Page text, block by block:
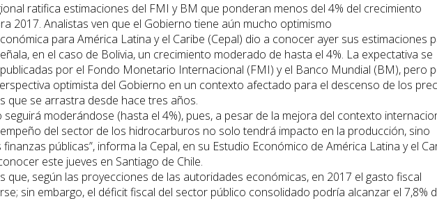
ratifica estimaciones del FMI y BM que ponderan menos del 4% del crecimiento
2017. Analistas ven que el Gobierno tiene aún mucho optimismo
para América Latina y el Caribe (Cepal) dio a conocer ayer sus estimaciones
en el caso de Bolivia, un crecimiento moderado de hasta el 4%. La expectativa se
por el Fondo Monetario Internacional (FMI) y el Banco Mundial (BM), pero
optimista del Gobierno en un contexto afectado para el descenso de los
que se arrastra desde hace tres años.
seguirá moderándose (hasta el 4%), pues, a pesar de la mejora del contexto
del sector de los hidrocarburos no solo tendrá impacto en la producción, sino
públicas”, informa la Cepal, en su Estudio Económico de América Latina y el
este jueves en Santiago de Chile.
que, según las proyecciones de las autoridades económicas, en 2017 el gasto fiscal
sin embargo, el déficit fiscal del sector público consolidado podría alcanzar el 7,8%